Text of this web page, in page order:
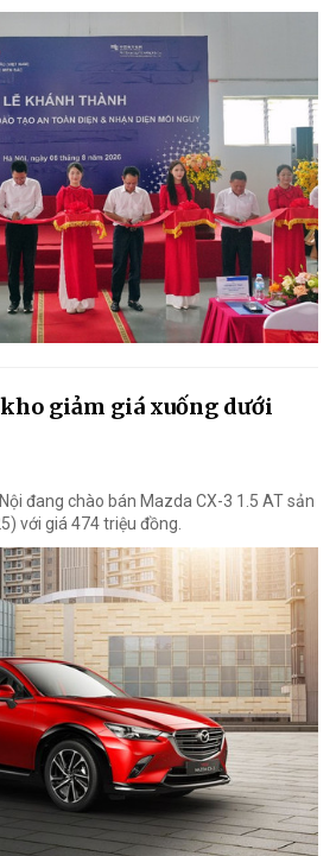
giảm giá xuống dưới
đang chào bán Mazda CX-3 1.5 AT sản
với giá 474 triệu đồng.